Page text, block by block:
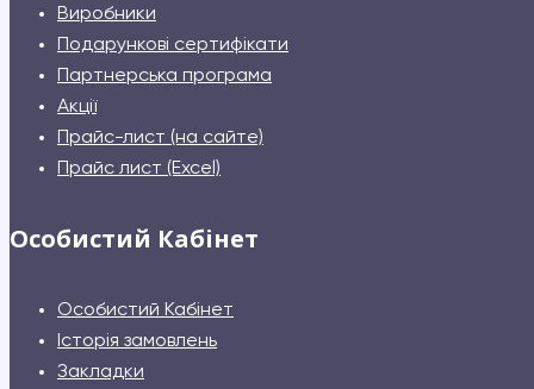
Виробники
Подарункові сертифікати
Партнерська програма
Акції
Прайс-лист (на сайте)
Прайс лист (Excel)
Особистий Кабінет
Особистий Кабінет
Історія замовлень
Закладки